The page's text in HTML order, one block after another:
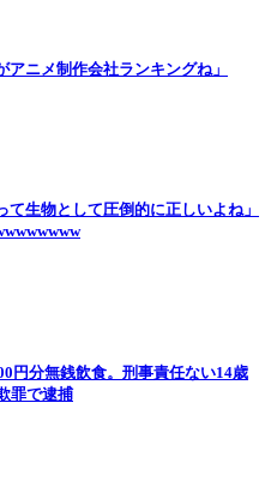
アニメ制作会社ランキングね」
て生物として圧倒的に正しいよね」
円分無銭飲食。刑事責任ない14歳
罪で逮捕